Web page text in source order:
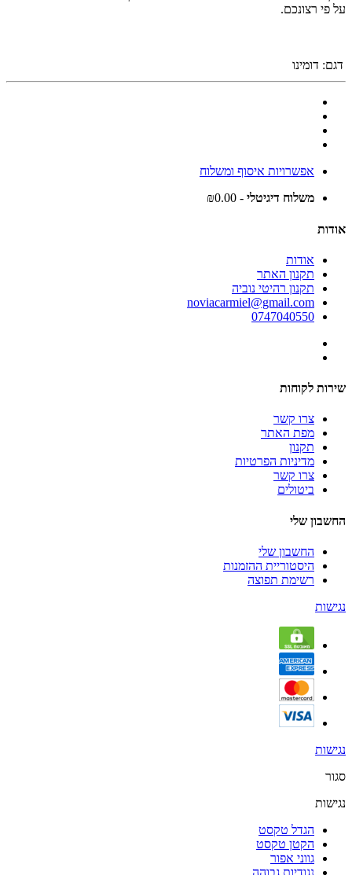
על פי רצונכם.
דגם: דומינו
אפשרויות איסוף ומשלוח
משלוח דיגיטלי - ₪0.00
אודות
אודות
תקנון האתר
תקנון רהיטי נוביה
noviacarmiel@gmail.com
0747040550
שירות לקוחות
צרו קשר
מפת האתר
תקנון
מדיניות הפרטיות
צרו קשר
ביטולים
החשבון שלי
החשבון שלי
היסטוריית ההזמנות
רשימת תפוצה
נגישות
נגישות
סגור
נגישות
הגדל טקסט
הקטן טקסט
גווני אפור
נגודיות גבוהה